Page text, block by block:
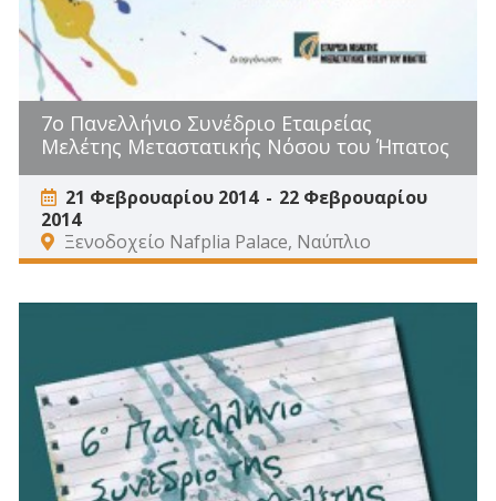
7ο Πανελλήνιο Συνέδριο Εταιρείας
Μελέτης Μεταστατικής Νόσου του Ήπατος
21 Φεβρουαρίου 2014
22 Φεβρουαρίου
2014
Ξενοδοχείο Nafplia Palace, Ναύπλιο